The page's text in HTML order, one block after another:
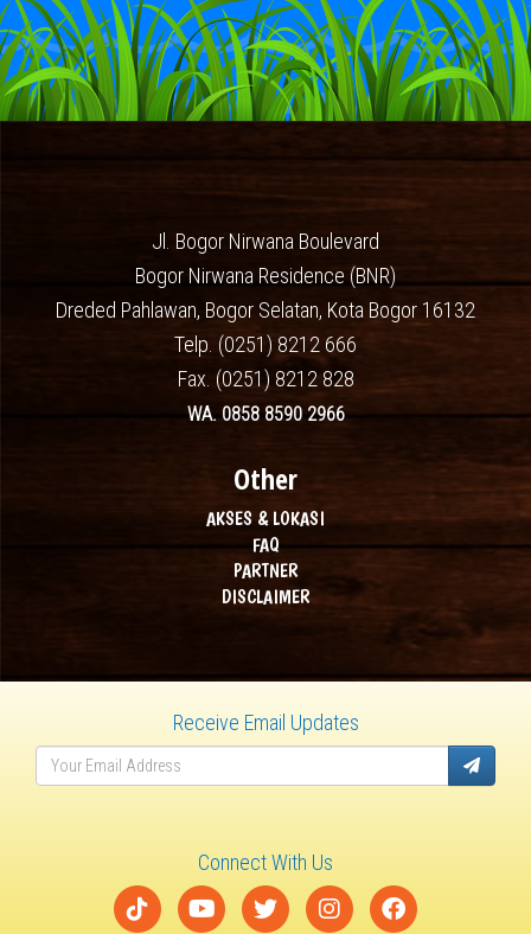
Jl. Bogor Nirwana Boulevard
Bogor Nirwana Residence (BNR)
Dreded Pahlawan, Bogor Selatan, Kota Bogor 16132
Telp. (0251) 8212 666
Fax. (0251) 8212 828
WA. 0858 8590 2966
Other
AKSES & LOKASI
FAQ
PARTNER
DISCLAIMER
Receive Email Updates
Connect With Us